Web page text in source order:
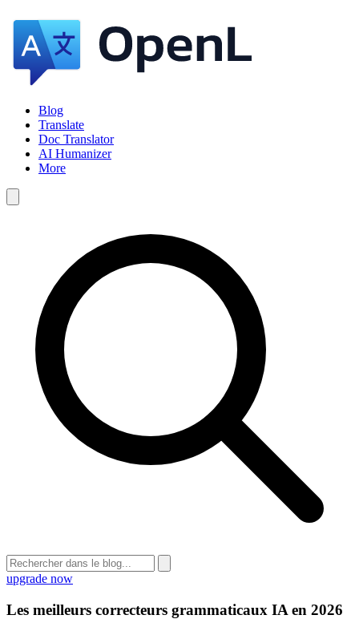
Blog
Translate
Doc Translator
AI Humanizer
More
upgrade now
Les meilleurs correcteurs grammaticaux IA en 2026